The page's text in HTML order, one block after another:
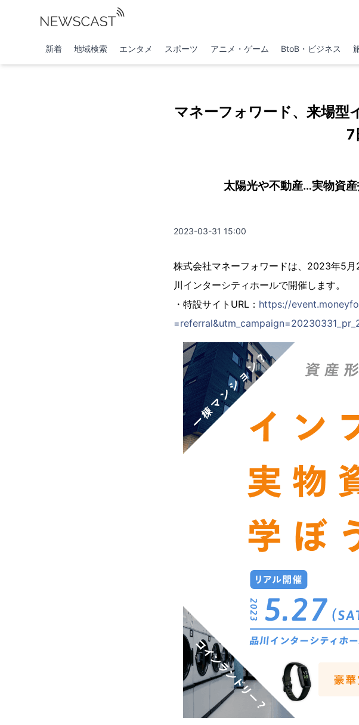
新着 地域検索 エンタメ スポーツ アニメ・ゲーム BtoB・ビジネス
マネーフォワード、来場型
7
太陽光や不動産…実物資
2023-03-31 15:00
株式会社マネーフォワードは、2023年5
川インターシティホールで開催します。
・特設サイトURL： https://